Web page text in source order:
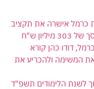
כרמל אישרה את תקציב
דודו כהן קורא
המשימה ולהכריע את
לשנת הלימודים תשפ"ד